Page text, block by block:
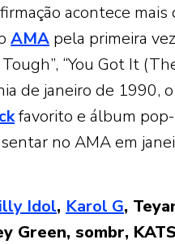
acontece
AMA pela primeira
Tough”, “You Got It
de janeiro de 1990,
favorito e álbum pop-
no AMA em
Idol, Karol G,
Green, sombr,